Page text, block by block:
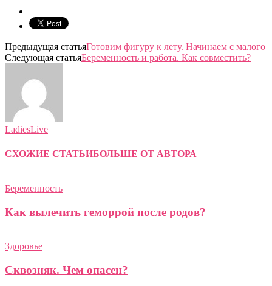
Предыдущая статьяГотовим фигуру к лету. Начинаем с малого
Следующая статьяБеременность и работа. Как совместить?
LadiesLive
СХОЖИЕ СТАТЬИБОЛЬШЕ ОТ АВТОРА
Беременность
Как вылечить геморрой после родов?
Здоровье
Сквозняк. Чем опасен?